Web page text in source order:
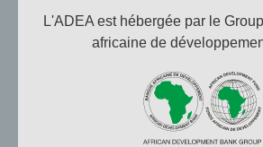
L'ADEA est hébergée par le
africaine de